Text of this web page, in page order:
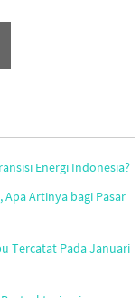
Energi Indonesia?
Artinya bagi Pasar
Tercatat Pada Januari